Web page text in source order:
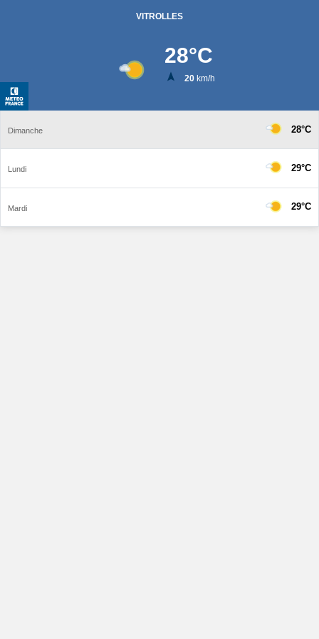
VITROLLES
28°C
20km/h
Dimanche 28°C
Lundi 29°C
Mardi 29°C